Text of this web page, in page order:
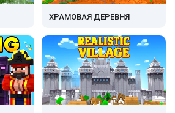
ХРАМОВАЯ ДЕРЕВНЯ